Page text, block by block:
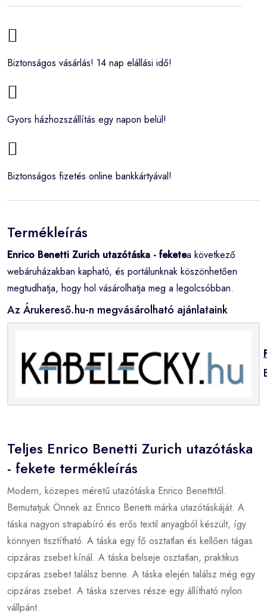
Biztonságos vásárlás! 14 nap elállási idő!
Gyors házhozszállítás egy napon belül!
Biztonságos fizetés online bankkártyával!
Termékleírás
Enrico Benetti Zurich utazótáska - feketea következő
webáruházakban kapható, és portálunknak köszönhetően
megtudhatja, hogy hol vásárolhatja meg a legolcsóbban.
Az Árukereső.hu-n megvásárolható ajánlataink
Teljes Enrico Benetti Zurich utazótáska
- fekete termékleírás
Modern, közepes méretű utazótáska Enrico Benettitől.
Bemutatjuk Önnek az Enrico Benetti márka utazótáskáját. A
táska nagyon strapabíró és erős textil anyagból készült, így
könnyen tisztítható. A táska egy fő osztatlan és kellően tágas
cipzáras zsebet kínál. A táska belseje osztatlan, praktikus
cipzáras zsebet találsz benne. A táska elején találsz még egy
cipzáras zsebet. A táska szerves része egy állítható nylon
vállpánt.